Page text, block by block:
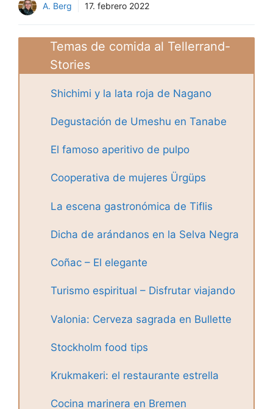
A. Berg 17. febrero 2022
Temas de comida al Tellerrand-
Stories
Shichimi y la lata roja de Nagano
Degustación de Umeshu en Tanabe
El famoso aperitivo de pulpo
Cooperativa de mujeres Ürgüps
La escena gastronómica de Tiflis
Dicha de arándanos en la Selva Negra
Coñac – El elegante
Turismo espiritual – Disfrutar viajando
Valonia: Cerveza sagrada en Bullette
Stockholm food tips
Krukmakeri: el restaurante estrella
Cocina marinera en Bremen